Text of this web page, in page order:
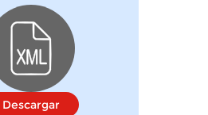
Descargar